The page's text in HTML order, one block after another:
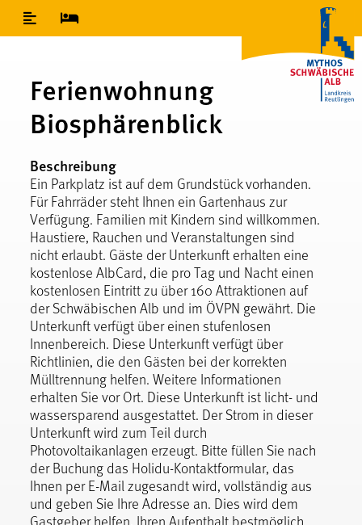
Inhaltsverzeichnis
Ferienwohnung
Biosphärenblick
Beschreibung
Ein Parkplatz ist auf dem Grundstück vorhanden.
Für Fahrräder steht Ihnen ein Gartenhaus zur
Verfügung. Familien mit Kindern sind willkommen.
Haustiere, Rauchen und Veranstaltungen sind
nicht erlaubt. Gäste der Unterkunft erhalten eine
kostenlose AlbCard, die pro Tag und Nacht einen
kostenlosen Eintritt zu über 160 Attraktionen auf
der Schwäbischen Alb und im ÖVPN gewährt. Die
Unterkunft verfügt über einen stufenlosen
Innenbereich. Diese Unterkunft verfügt über
Richtlinien, die den Gästen bei der korrekten
Mülltrennung helfen. Weitere Informationen
erhalten Sie vor Ort. Diese Unterkunft ist licht- und
wassersparend ausgestattet. Der Strom in dieser
Unterkunft wird zum Teil durch
Photovoltaikanlagen erzeugt. Bitte füllen Sie nach
der Buchung das Holidu-Kontaktformular, das
Ihnen per E-Mail zugesandt wird, vollständig aus
und geben Sie Ihre Adresse an. Dies wird dem
Gastgeber helfen, Ihren Aufenthalt bestmöglich